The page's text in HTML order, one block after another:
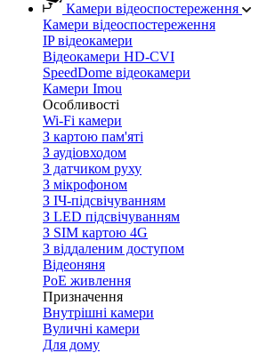
Камери відеоспостереження
Камери відеоспостереження
IP відеокамери
Відеокамери HD-CVI
SpeedDome відеокамери
Камери Imou
Особливості
Wi-Fi камери
З картою пам'яті
З аудіовходом
З датчиком руху
З мікрофоном
З ІЧ-підсвічуванням
З LED підсвічуванням
З SIM картою 4G
З віддаленим доступом
Відеоняня
PoE живлення
Призначення
Внутрішні камери
Вуличні камери
Для дому